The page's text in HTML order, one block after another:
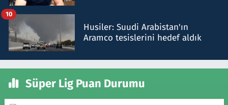
Husiler: Suudi Arabistan'ın
Aramco tesislerini hedef aldık
10
Süper Lig Puan Durumu